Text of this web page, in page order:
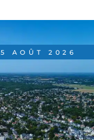
5 AOÛT 2026